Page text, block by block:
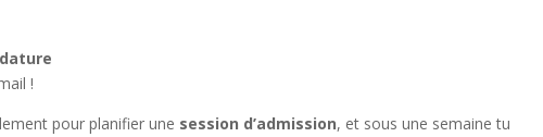
!
pour planifier une session d’admission, et sous une semaine tu